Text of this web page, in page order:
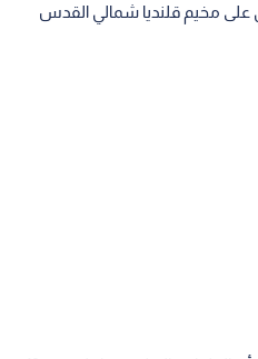
على مخيم قلنديا شمالي القدس